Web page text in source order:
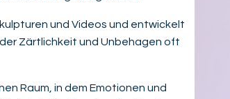
und Videos und entwickelt
Zärtlichkeit und Unbehagen oft
Raum, in dem Emotionen und